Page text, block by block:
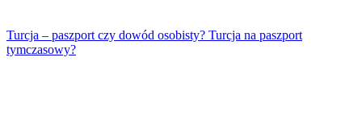
Turcja – paszport czy dowód osobisty? Turcja na paszport
tymczasowy?